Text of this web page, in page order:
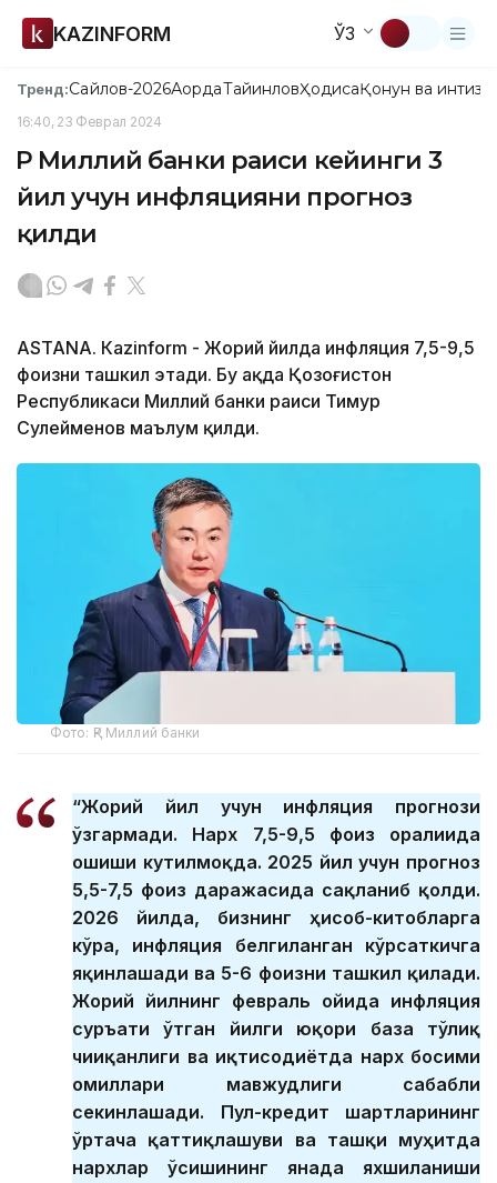
KAZINFORM ЎЗ
Тренд:Сайлов-2026АқордаТайинловҲодисаҚонун ва
16:40, 23 Феврал 2024
ҚР Миллий банки раиси кейинги 3
йил учун инфляцияни прогноз
қилди
ASTANA. Кazinform - Жорий йилда инфляция 7,5-9,5
фоизни ташкил этади. Бу ҳақда Қозоғистон
Республикаси Миллий банки раиси Тимур
Сулейменов маълум қилди.
Фото: ҚР Миллий банки
“Жорий йил учун инфляция прогнози
ўзгармади. Нарх 7,5-9,5 фоиз оралиғида
ошиши кутилмоқда. 2025 йил учун прогноз
5,5-7,5 фоиз даражасида сақланиб қолди.
2026 йилда, бизнинг ҳисоб-китобларга
кўра, инфляция белгиланган кўрсаткичга
яқинлашади ва 5-6 фоизни ташкил қилади.
Жорий йилнинг февраль ойида инфляция
суръати ўтган йилги юқори база тўлиқ
чииқанлиги ва иқтисодиётда нарх босими
омиллари мавжудлиги сабабли
секинлашади. Пул-кредит шартларининг
ўртача қаттиқлашуви ва ташқи муҳитда
нархлар ўсишининг янада яхшиланиши